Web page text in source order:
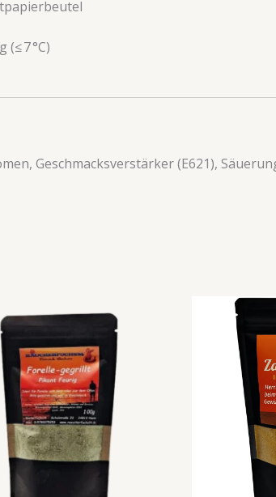
7 °C)
Geschmacksverstärker (E621),